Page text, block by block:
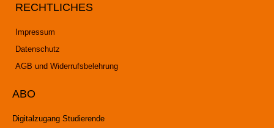
RECHTLICHES
Impressum
Datenschutz
AGB und Widerrufsbelehrung
ABO
Digitalzugang Studierende